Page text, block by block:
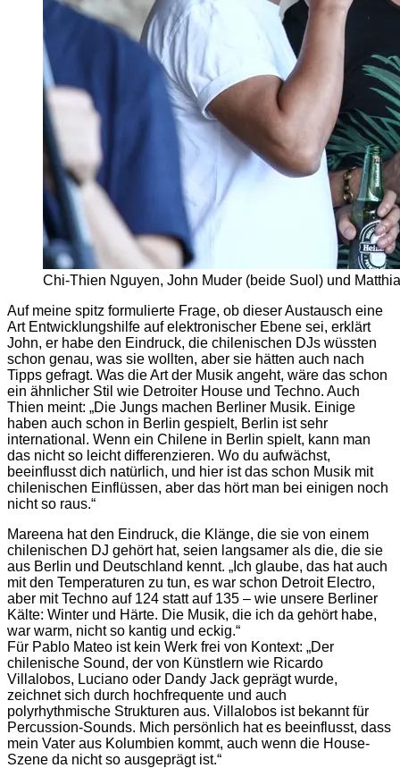
Chi-Thien Nguyen, John Muder (beide Suol) und
Auf meine spitz formulierte Frage, ob dieser Austausch eine
Art Entwicklungshilfe auf elektronischer Ebene sei, erklärt
John, er habe den Eindruck, die chilenischen DJs wüssten
schon genau, was sie wollten, aber sie hätten auch nach
Tipps gefragt. Was die Art der Musik angeht, wäre das schon
ein ähnlicher Stil wie Detroiter House und Techno. Auch
Thien meint: „Die Jungs machen Berliner Musik. Einige
haben auch schon in Berlin gespielt, Berlin ist sehr
international. Wenn ein Chilene in Berlin spielt, kann man
das nicht so leicht differenzieren. Wo du aufwächst,
beeinflusst dich natürlich, und hier ist das schon Musik mit
chilenischen Einflüssen, aber das hört man bei einigen noch
nicht so raus.“
Mareena hat den Eindruck, die Klänge, die sie von einem
chilenischen DJ gehört hat, seien langsamer als die, die sie
aus Berlin und Deutschland kennt. „Ich glaube, das hat auch
mit den Temperaturen zu tun, es war schon Detroit Electro,
aber mit Techno auf 124 statt auf 135 – wie unsere Berliner
Kälte: Winter und Härte. Die Musik, die ich da gehört habe,
war warm, nicht so kantig und eckig.“
Für Pablo Mateo ist kein Werk frei von Kontext: „Der
chilenische Sound, der von Künstlern wie Ricardo
Villalobos, Luciano oder Dandy Jack geprägt wurde,
zeichnet sich durch hochfrequente und auch
polyrhythmische Strukturen aus. Villalobos ist bekannt für
Percussion-Sounds. Mich persönlich hat es beeinflusst, dass
mein Vater aus Kolumbien kommt, auch wenn die House-
Szene da nicht so ausgeprägt ist.“